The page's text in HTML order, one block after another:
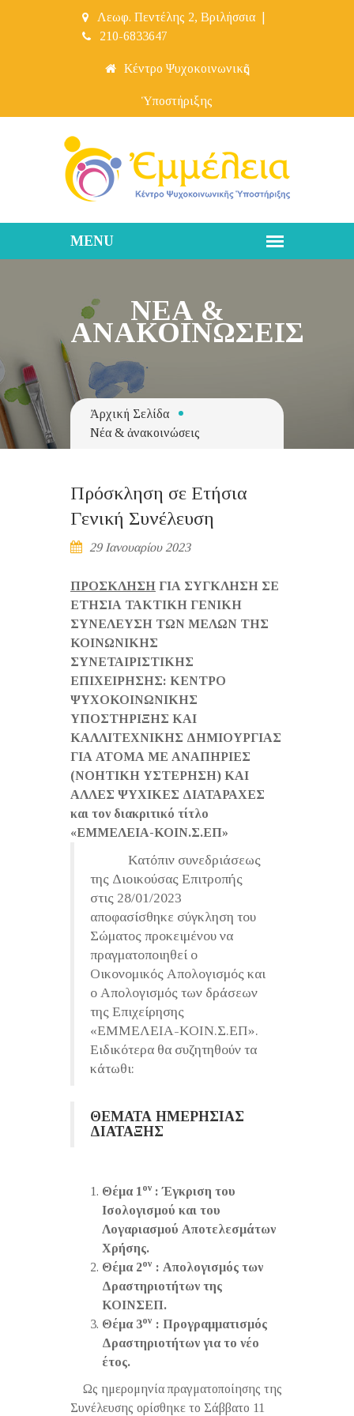
Λεωφ. Πεντέλης 2, Βριλήσσια
210-6833647
Κέντρο Ψυχοκοινωνικῆς
Ὑποστήριξης
ΝΕΑ &
ἈΝΑΚΟΙΝΩΣΕΙΣ
Ἀρχική Σελίδα
Νέα & ἀνακοινώσεις
Πρόσκληση σε Ετήσια
Γενική Συνέλευση
29 Ιανουαρίου 2023
ΠΡΟΣΚΛΗΣΗ ΓΙΑ ΣΥΓΚΛΗΣΗ ΣΕ
ΕΤΗΣΙΑ ΤΑΚΤΙΚΗ ΓΕΝΙΚΗ
ΣΥΝΕΛΕΥΣΗ ΤΩΝ ΜΕΛΩΝ ΤΗΣ
ΚΟΙΝΩΝΙΚΗΣ
ΣΥΝΕΤΑΙΡΙΣΤΙΚΗΣ
ΕΠΙΧΕΙΡΗΣΗΣ: ΚΕΝΤΡΟ
ΨΥΧΟΚΟΙΝΩΝΙΚΗΣ
ΥΠΟΣΤΗΡΙΞΗΣ ΚΑΙ
ΚΑΛΛΙΤΕΧΝΙΚΗΣ ΔΗΜΙΟΥΡΓΙΑΣ
ΓΙΑ ΑΤΟΜΑ ΜΕ ΑΝΑΠΗΡΙΕΣ
(ΝΟΗΤΙΚΗ ΥΣΤΕΡΗΣΗ) ΚΑΙ
ΑΛΛΕΣ ΨΥΧΙΚΕΣ ΔΙΑΤΑΡΑΧΕΣ
και τον διακριτικό τίτλο
«ΕΜΜΕΛΕΙΑ-ΚΟΙΝ.Σ.ΕΠ»
Κατόπιν συνεδριάσεως
της Διοικούσας Επιτροπής
στις 28/01/2023
αποφασίσθηκε σύγκληση του
Σώματος προκειμένου να
πραγματοποιηθεί ο
Οικονομικός Απολογισμός και
ο Απολογισμός των δράσεων
της Επιχείρησης
«ΕΜΜΕΛΕΙΑ-ΚΟΙΝ.Σ.ΕΠ».
Ειδικότερα θα συζητηθούν τα
κάτωθι:
ΘΕΜΑΤΑ ΗΜΕΡΗΣΙΑΣ
ΔΙΑΤΑΞΗΣ
Θέμα 1 ον : Έγκριση του
Ισολογισμού και του
Λογαριασμού Αποτελεσμάτων
Χρήσης.
Θέμα 2ον : Απολογισμός των
Δραστηριοτήτων της
ΚΟΙΝΣΕΠ.
Θέμα 3ον : Προγραμματισμός
Δραστηριοτήτων για το νέο
έτος.
Ως ημερομηνία πραγματοποίησης της
Συνέλευσης ορίσθηκε το Σάββατο 11